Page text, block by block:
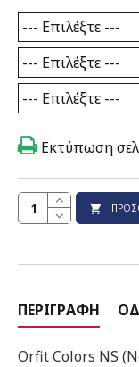
Εκτύπωση
ΠΕΡΙΓΡΑΦΉ
Orfit Colors NS